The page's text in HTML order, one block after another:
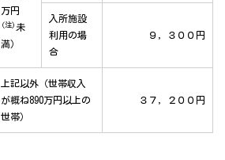
万円
(注) 未
満）
入所施設
利用の場
合
９，３００円
上記以外（世帯収入
が概ね890万円以上の
世帯）
３７，２００円